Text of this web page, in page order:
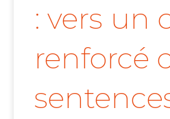
: vers un
renforcé